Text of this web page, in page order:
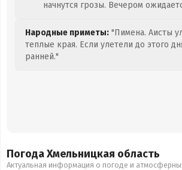
начнутся грозы. Вечером
Народные приметы: "Пимена. Аисты
теплые края. Если улетели до этого
ранней."
Погода Хмельницкая область
Актуальная информация о погоде и